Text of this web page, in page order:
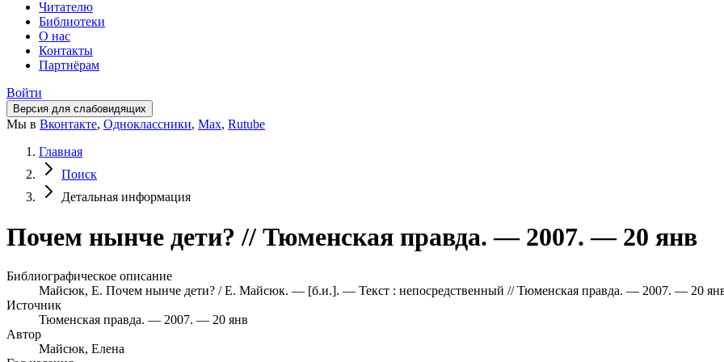
Читателю
Библиотеки
О нас
Контакты
Партнёрам
Войти
Версия для слабовидящих
Мы в Вконтакте, Одноклассники, Max, Rutube
Главная
Поиск
Детальная информация
Почем нынче дети? // Тюменская правда. — 2007. — 20 янв
Библиографическое описание
Майсюк, Е. Почем нынче дети? / Е. Майсюк. — [б.и.]. — Текст : непосредственный // Тюменская правда. — 2007. — 20
Источник
Тюменская правда. — 2007. — 20 янв
Автор
Майсюк, Елена